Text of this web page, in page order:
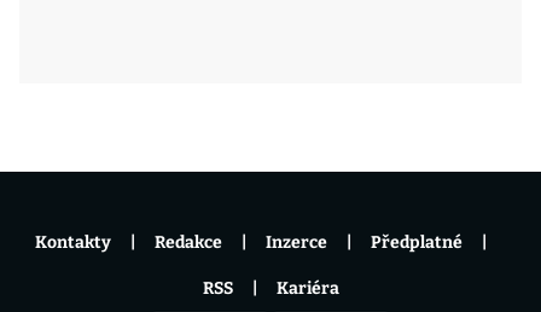
Kontakty Redakce Inzerce Předplatné
RSS Kariéra